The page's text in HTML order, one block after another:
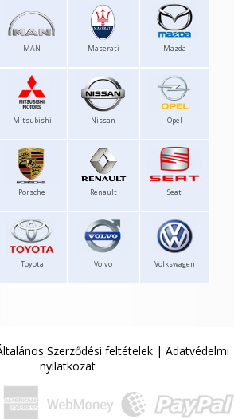
MAN Maserati Mazda
Mitsubishi Nissan Opel
Porsche Renault Seat
Toyota Volvo Volkswagen
Szerződési feltételek | Adatvédelmi
nyilatkozat